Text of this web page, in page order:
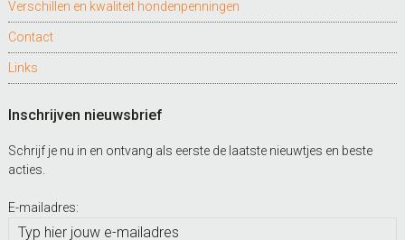
Verschillen en kwaliteit hondenpenningen
Contact
Links
Inschrijven nieuwsbrief
Schrijf je nu in en ontvang als eerste de laatste nieuwtjes en beste
acties.
E-mailadres: